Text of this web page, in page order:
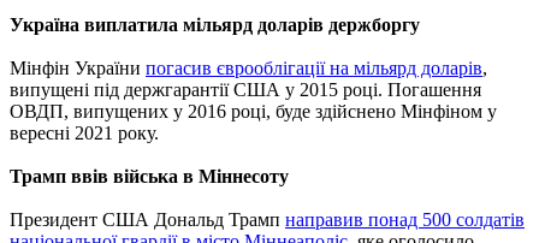
Україна виплатила мільярд доларів держборгу
Мінфін України погасив єврооблігації на мільярд доларів,
випущені під держгарантії США у 2015 році. Погашення
ОВДП, випущених у 2016 році, буде здійснено Мінфіном у
вересні 2021 року.
Трамп ввів війська в Міннесоту
Президент США Дональд Трамп направив понад 500 солдатів